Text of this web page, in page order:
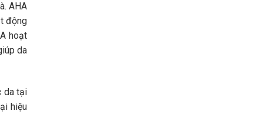
AHA
động
hoạt
da
da tại
hiệu